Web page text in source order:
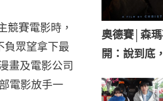
競賽電影時，
負眾望拿下最
畫及電影公司
電影放手一
奧德賽│森
開：說到底